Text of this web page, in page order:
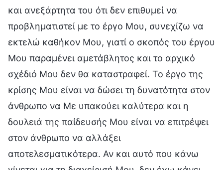
και ανεξάρτητα του ότι δεν επιθυμεί να
προβληματιστεί με το έργο Μου, συνεχίζω να
εκτελώ καθήκον Μου, γιατί ο σκοπός του έργου
Μου παραμένει αμετάβλητος και το αρχικό
σχέδιό Μου δεν θα καταστραφεί. Το έργο της
κρίσης Μου είναι να δώσει τη δυνατότητα στον
άνθρωπο να Με υπακούει καλύτερα και η
δουλειά της παίδευσής Μου είναι να επιτρέψει
στον άνθρωπο να αλλάξει
αποτελεσματικότερα. Αν και αυτό που κάνω